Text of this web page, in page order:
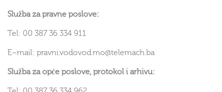
Služba za pravne poslove:
Tel: 00 387 36 334 911
E–mail: pravni.vodovod.mo@telemach.ba
Služba za opće poslove, protokol i arhivu: